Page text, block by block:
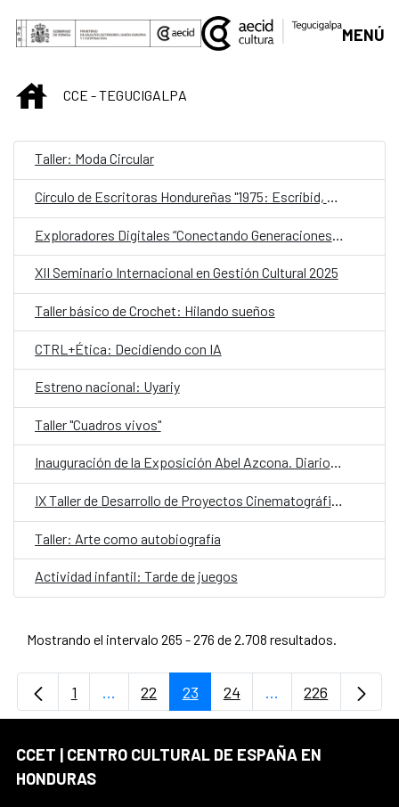
Saltar al contenido principal
MENÚ
INICIOCCE - TEGUCIGALPA
Taller: Moda Circular
Círculo de Escritoras Hondureñas "1975: Escribid, compañeras"
XII Seminario Internacional en Gestión Cultural 2025
Taller básico de Crochet: Hilando sueños
CTRL+Ética: Decidiendo con IA
Estreno nacional: Uyariy
Taller "Cuadros vivos"
Inauguración de la Exposición Abel Azcona. Diarios 1988-2025
IX Taller de Desarrollo de Proyectos Cinematográficos de Centroamérica
Taller: Arte como autobiografía
Actividad infantil: Tarde de juegos
Mostrando el intervalo 265 - 276 de 2.708 resultados.
Página
1 ...Páginas intermedias Use TAB para
Página
22 Página
23 Página
24 ...PáginasPágina
226
CCET | CENTRO CULTURAL DE ESPAÑA EN
HONDURAS